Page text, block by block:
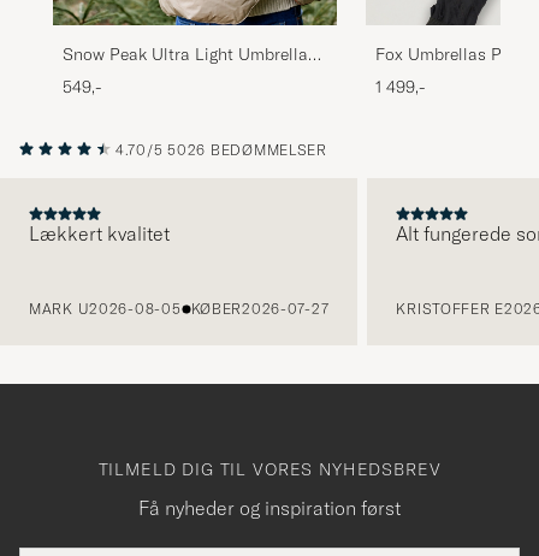
Snow Peak Ultra Light Umbrella
Grey
549,-
Fox Umbrellas
Hardwood Umbrella
1 499,-
4.70/5 5026 BEDØMMELSER
Lækkert kvalitet
MARK U2026-08-05 KØBER2026-07-27
Alt fungerede
KRISTOFFER E
TILMELD DIG TIL VORES NYHEDSBREV
Få nyheder og inspiration først